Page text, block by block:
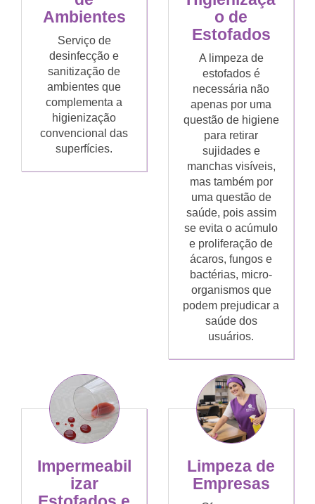
Ambientes
Serviço de
desinfecção e
sanitização de
ambientes que
complementa a
higienização
convencional das
superfícies.
o de
Estofados
A limpeza de
estofados é
necessária não
apenas por uma
questão de higiene
para retirar
sujidades e
manchas visíveis,
mas também por
uma questão de
saúde, pois assim
se evita o acúmulo
e proliferação de
ácaros, fungos e
bactérias, micro-
organismos que
podem prejudicar a
saúde dos
usuários.
Impermeabil
izar
Limpeza de
Empresas